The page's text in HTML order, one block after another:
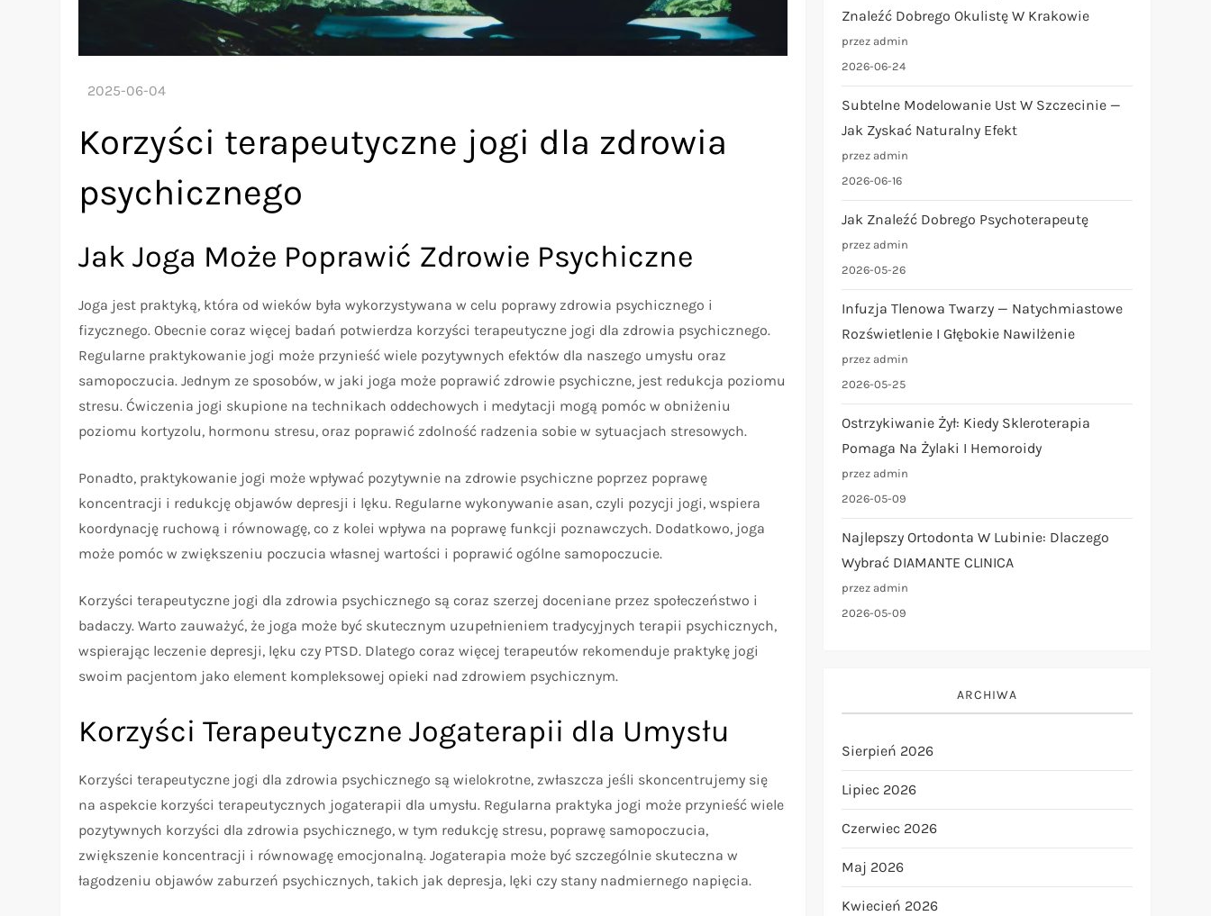
Korzyści terapeutyczne jogi dla zdrowia
psychicznego
Jak Joga Może Poprawić Zdrowie Psychiczne
Joga jest praktyką, która od wieków była wykorzystywana w celu poprawy zdrowia psychicznego i
fizycznego. Obecnie coraz więcej badań potwierdza korzyści terapeutyczne jogi dla zdrowia psychicznego.
Regularne praktykowanie jogi może przynieść wiele pozytywnych efektów dla naszego umysłu oraz
samopoczucia. Jednym ze sposobów, w jaki joga może poprawić zdrowie psychiczne, jest redukcja poziomu
stresu. Ćwiczenia jogi skupione na technikach oddechowych i medytacji mogą pomóc w obniżeniu
poziomu kortyzolu, hormonu stresu, oraz poprawić zdolność radzenia sobie w sytuacjach stresowych.
Ponadto, praktykowanie jogi może wpływać pozytywnie na zdrowie psychiczne poprzez poprawę
koncentracji i redukcję objawów depresji i lęku. Regularne wykonywanie asan, czyli pozycji jogi, wspiera
koordynację ruchową i równowagę, co z kolei wpływa na poprawę funkcji poznawczych. Dodatkowo, joga
może pomóc w zwiększeniu poczucia własnej wartości i poprawić ogólne samopoczucie.
Korzyści terapeutyczne jogi dla zdrowia psychicznego są coraz szerzej doceniane przez społeczeństwo i
badaczy. Warto zauważyć, że joga może być skutecznym uzupełnieniem tradycyjnych terapii psychicznych,
wspierając leczenie depresji, lęku czy PTSD. Dlatego coraz więcej terapeutów rekomenduje praktykę jogi
swoim pacjentom jako element kompleksowej opieki nad zdrowiem psychicznym.
Korzyści Terapeutyczne Jogaterapii dla Umysłu
Korzyści terapeutyczne jogi dla zdrowia psychicznego są wielokrotne, zwłaszcza jeśli skoncentrujemy się
na aspekcie korzyści terapeutycznych jogaterapii dla umysłu. Regularna praktyka jogi może przynieść wiele
pozytywnych korzyści dla zdrowia psychicznego, w tym redukcję stresu, poprawę samopoczucia,
zwiększenie koncentracji i równowagę emocjonalną. Jogaterapia może być szczególnie skuteczna w
łagodzeniu objawów zaburzeń psychicznych, takich jak depresja, lęki czy stany nadmiernego napięcia.
Znaleźć Dobrego Okulistę W Krakowie
przez admin
2026-06-24
Subtelne Modelowanie Ust W Szczecinie —
Jak Zyskać Naturalny Efekt
przez admin
2026-06-16
Jak Znaleźć Dobrego Psychoterapeutę
przez admin
2026-05-26
Infuzja Tlenowa Twarzy — Natychmiastowe
Rozświetlenie I Głębokie Nawilżenie
przez admin
2026-05-25
Ostrzykiwanie Żył: Kiedy Skleroterapia
Pomaga Na Żylaki I Hemoroidy
przez admin
2026-05-09
Najlepszy Ortodonta W Lubinie: Dlaczego
Wybrać DIAMANTE CLINICA
przez admin
2026-05-09
ARCHIWA
Sierpień 2026
Lipiec 2026
Czerwiec 2026
Maj 2026
Kwiecień 2026